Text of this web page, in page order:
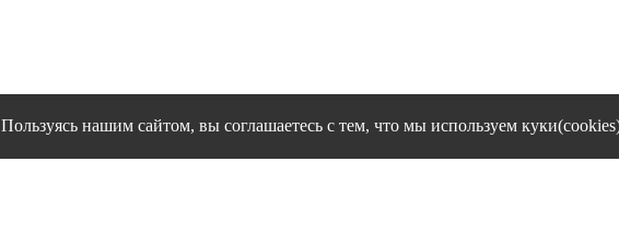
Пользуясь нашим сайтом, вы соглашаетесь с тем, что мы используем